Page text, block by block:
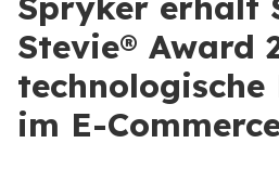
Stevie® Award
technologische
im E-